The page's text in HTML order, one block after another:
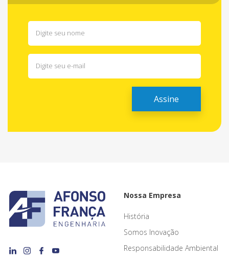
Nossa Empresa
História
Somos Inovação
Responsabilidade Ambiental